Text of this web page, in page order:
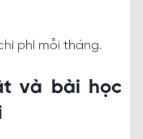
phí mỗi tháng.
và bài học